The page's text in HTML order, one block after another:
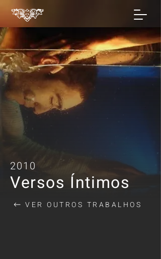
2010
Versos Íntimos
VER OUTROS TRABALHOS